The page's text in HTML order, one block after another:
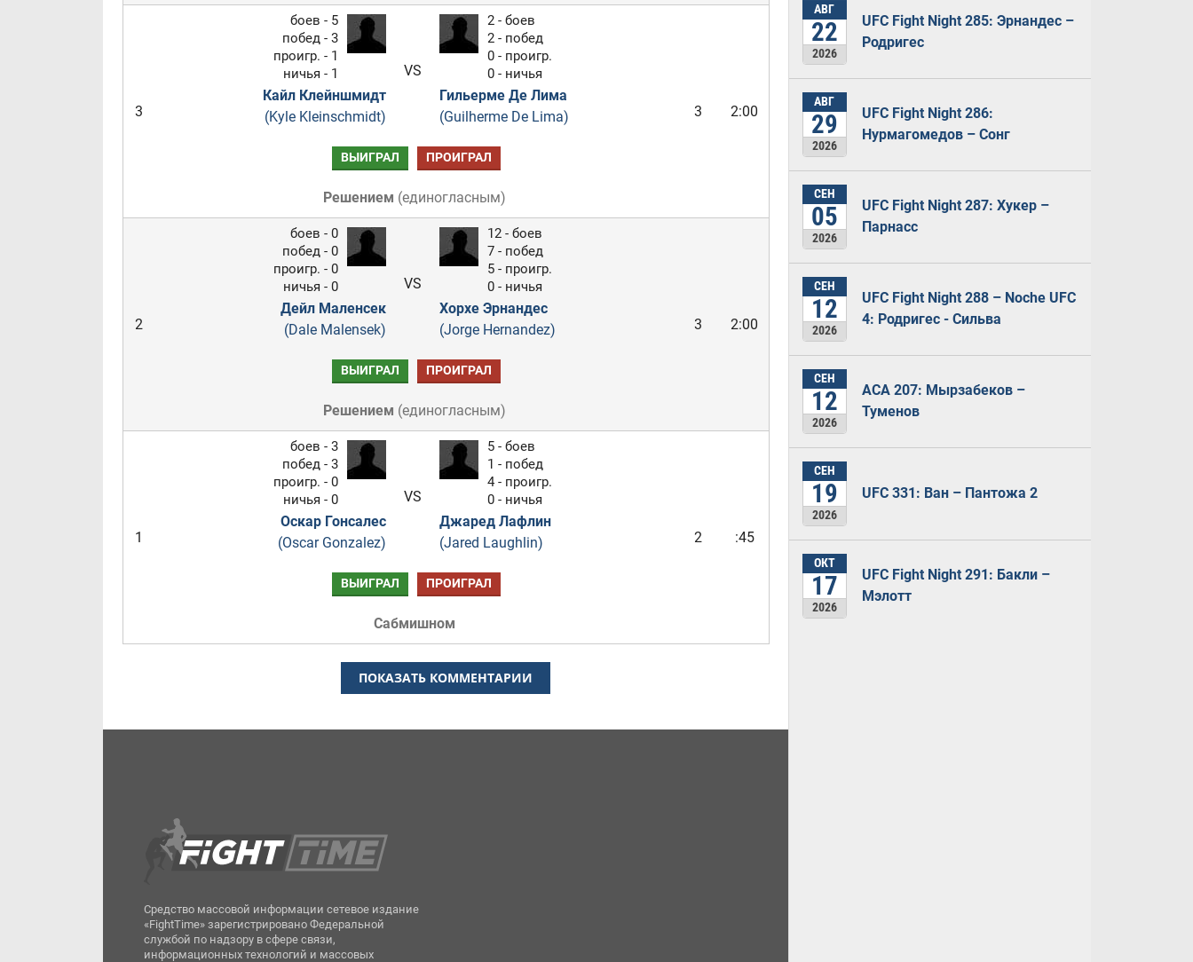
3
боев - 5
побед - 3
проигр. - 1
ничья - 1
Кайл Клейншмидт
(Kyle Kleinschmidt)
VS
2 - боев
2 - побед
0 - проигр.
0 - ничья
Гильерме Де Лима
(Guilherme De Lima)
3 2:00
ВЫИГРАЛ ПРОИГРАЛ
Решением (единогласным)
2
боев - 0
побед - 0
проигр. - 0
ничья - 0
Дейл Маленсек
(Dale Malensek)
VS
12 - боев
7 - побед
5 - проигр.
0 - ничья
Хорхе Эрнандес
(Jorge Hernandez)
3 2:00
ВЫИГРАЛ ПРОИГРАЛ
Решением (единогласным)
1
боев - 3
побед - 3
проигр. - 0
ничья - 0
Оскар Гонсалес
(Oscar Gonzalez)
VS
5 - боев
1 - побед
4 - проигр.
0 - ничья
Джаред Лафлин
(Jared Laughlin)
2 :45
ВЫИГРАЛ ПРОИГРАЛ
Сабмишном
ПОКАЗАТЬ КОММЕНТАРИИ
АВГ
22
2026
UFC Fight Night 285: Эрнандес –
Родригес
АВГ
29
2026
UFC Fight Night 286:
Нурмагомедов – Сонг
СЕН
05
2026
UFC Fight Night 287: Хукер –
Парнасс
СЕН
12
2026
UFC Fight Night 288 – Noche UFC
4: Родригес - Сильва
СЕН
12
2026
ACA 207: Мырзабеков –
Туменов
СЕН
19
2026
UFC 331: Ван – Пантожа 2
ОКТ
17
2026
UFC Fight Night 291: Бакли –
Мэлотт
Средство массовой информации сетевое издание
«FightTime» зарегистрировано Федеральной
службой по надзору в сфере связи,
информационных технологий и массовых